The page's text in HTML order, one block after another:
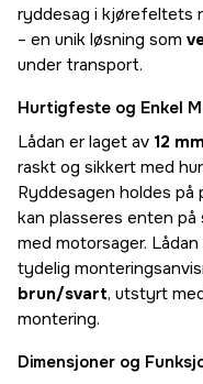
ryddesag i kjørefeltets
– en unik løsning som
under transport.
Hurtigfeste og Enkel
Lådan er laget av 12
raskt og sikkert med
Ryddesagen holdes på
kan plasseres enten
med motorsager.
tydelig
brun/svart, utstyrt
montering.
Dimensjoner og